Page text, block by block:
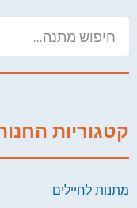
קטגוריות
מתנות לחיילים